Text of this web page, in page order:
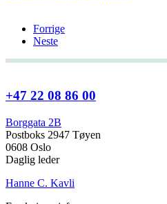
Forrige
Neste
+47 22 08 86 00
Borggata 2B
Postboks 2947 Tøyen
0608 Oslo
Daglig leder
Hanne C. Kavli